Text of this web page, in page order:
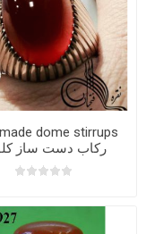
dome stirrups
رکاب دست ساز